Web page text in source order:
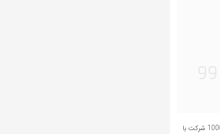
اما این سند اهداف بلندپروازانه دیگری نیز دارد که با توجه به وضعیت فعلی کشور، دسترسی به آن‌ها کمی بعید به نظر می‌رسد. به طور مثال از ایجاد حداقل 1000 شرکت با